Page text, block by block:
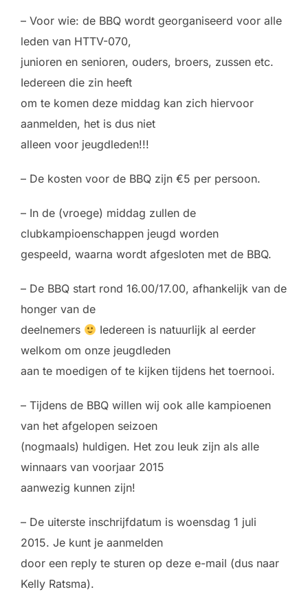
– Voor wie: de BBQ wordt georganiseerd voor alle
leden van HTTV-070,
junioren en senioren, ouders, broers, zussen etc.
Iedereen die zin heeft
om te komen deze middag kan zich hiervoor
aanmelden, het is dus niet
alleen voor jeugdleden!!!
– De kosten voor de BBQ zijn €5 per persoon.
– In de (vroege) middag zullen de
clubkampioenschappen jeugd worden
gespeeld, waarna wordt afgesloten met de BBQ.
– De BBQ start rond 16.00/17.00, afhankelijk van de
honger van de
deelnemers
Iedereen is natuurlijk al eerder
welkom om onze jeugdleden
aan te moedigen of te kijken tijdens het toernooi.
– Tijdens de BBQ willen wij ook alle kampioenen
van het afgelopen seizoen
(nogmaals) huldigen. Het zou leuk zijn als alle
winnaars van voorjaar 2015
aanwezig kunnen zijn!
– De uiterste inschrijfdatum is woensdag 1 juli
2015. Je kunt je aanmelden
door een reply te sturen op deze e-mail (dus naar
Kelly Ratsma).